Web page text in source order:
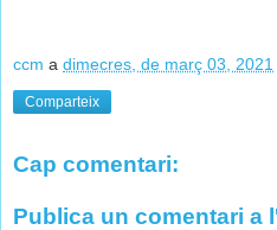
ccm a dimecres, de març 03, 2021
Comparteix
Cap comentari:
Publica un comentari a